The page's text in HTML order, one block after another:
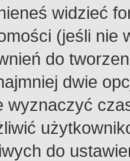
widzieć
(jeśli nie
do
dwie
wyznaczyć
do